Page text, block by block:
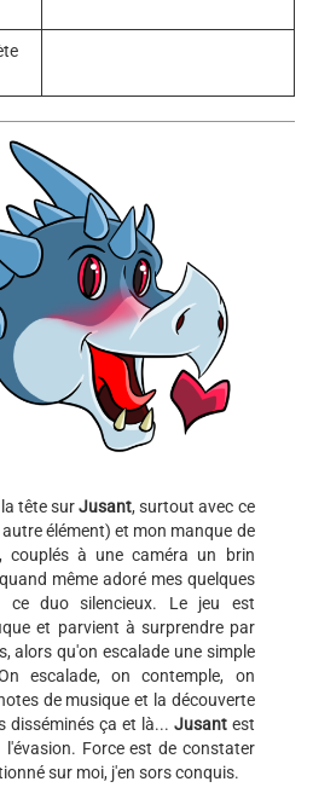
tête surJusant, surtout avec ce
élément) et mon manque de
couplés à une caméra un brin
même adoré mes quelques
ce duo silencieux. Le jeu est
et parvient à surprendre par
alors qu'on escalade une simple
escalade, on contemple, on
de musique et la découverte
disséminés ça et là... Jusant est
Force est de constater
sur moi, j'en sors conquis.